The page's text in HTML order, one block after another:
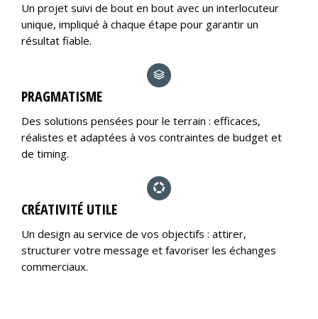
Un projet suivi de bout en bout avec un interlocuteur
unique, impliqué à chaque étape pour garantir un
résultat fiable.
PRAGMATISME
Des solutions pensées pour le terrain : efficaces,
réalistes et adaptées à vos contraintes de budget et
de timing.
CRÉATIVITÉ UTILE
Un design au service de vos objectifs : attirer,
structurer votre message et favoriser les échanges
commerciaux.